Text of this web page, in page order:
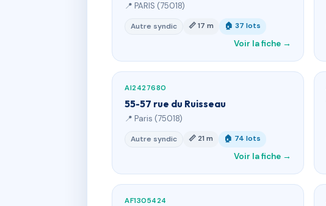
📍 PARIS (75018)
Autre syndic 📏 17 m 🏠 37 lots
Voir la fiche →
AI2427680
55-57 rue du Ruisseau
📍 Paris (75018)
Autre syndic 📏 21 m 🏠 74 lots
Voir la fiche →
AF1305424